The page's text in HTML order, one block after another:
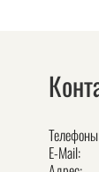
E-Mail: